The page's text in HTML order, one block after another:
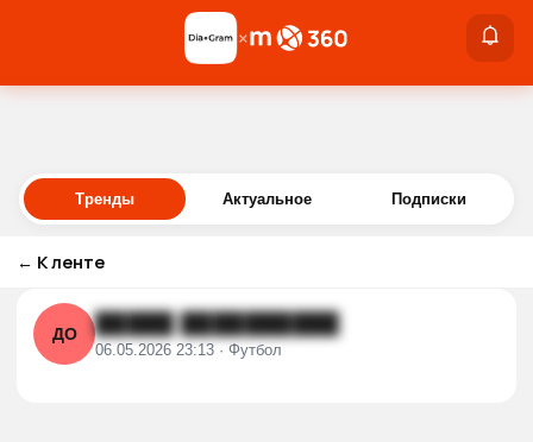
Войти
×
Тренды Актуальное Подписки
← К ленте
ДО █████ ██████████
06.05.2026 23:13 · Футбол